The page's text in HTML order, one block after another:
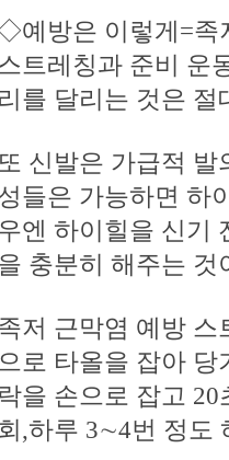
예방은 이렇게=족
스트레칭과 준비 운
리를 달리는 것은 절
또 신발은 가급적
들은 가능하면 하
엔 하이힐을 신기
충분히 해주는 것
저 근막염 예방
으로 타올을 잡아
락을 손으로 잡고
회,하루 3∼4번 정도